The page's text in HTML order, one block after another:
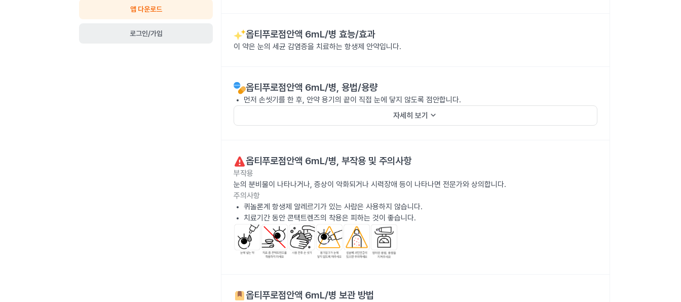
앱 다운로드
로그인/가입 옵티푸로점안액 6mL/병 효능/효과
이 약은 눈의 세균 감염증을 치료하는 항생제 안약입니다.
옵티푸로점안액 6mL/병, 용법/용량
먼저 손씻기를 한 후, 안약 용기의 끝이 직접 눈에 닿지 않도록 점안합니다.
자세히 보기 keyboard_arrow_down
옵티푸로점안액 6mL/병, 부작용 및 주의사항
부작용
눈의 분비물이 나타나거나, 증상이 악화되거나 시력장애 등이 나타나면 전문가와 상의합니다.
주의사항
퀴놀론계 항생제 알레르기가 있는 사람은 사용하지 않습니다.
치료기간 동안 콘택트렌즈의 착용은 피하는 것이 좋습니다.
옵티푸로점안액 6mL/병 보관 방법